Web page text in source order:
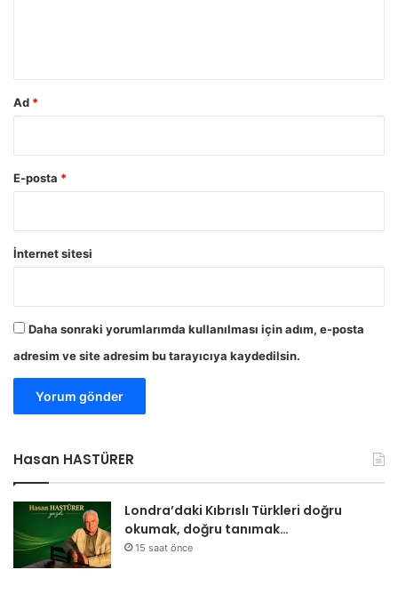
ı
Ad *
E-posta *
İnternet sitesi
Daha sonraki yorumlarımda kullanılması için adım, e-posta
adresim ve site adresim bu tarayıcıya kaydedilsin.
Hasan HASTÜRER
Londra’daki Kıbrıslı Türkleri doğru
okumak, doğru tanımak…
15 saat önce